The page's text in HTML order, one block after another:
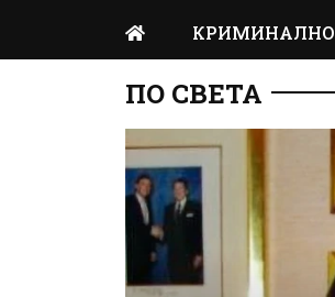
КРИМИНАЛНО
ПО СВЕТА